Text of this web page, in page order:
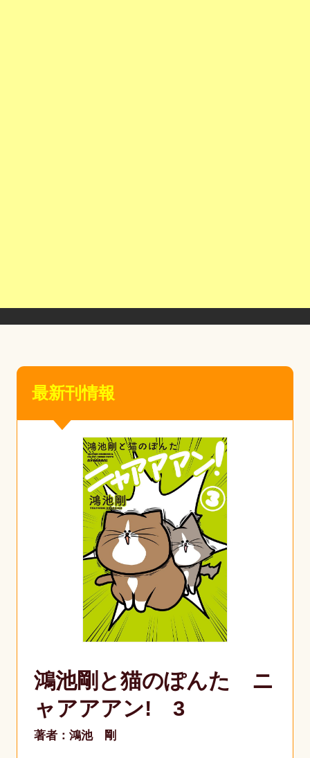
最新刊情報
鴻池剛と猫のぽんた ニ
ャアアアン! 3
著者：鴻池 剛